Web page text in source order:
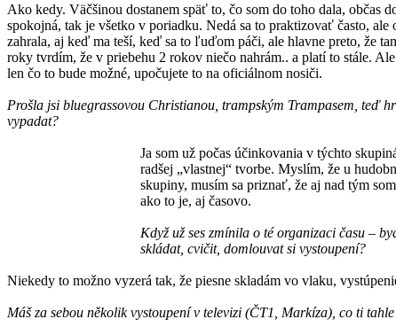
Ako kedy. Väčšinou dostanem späť to, čo som do toho dala, občas
spokojná, tak je všetko v poriadku. Nedá sa to praktizovať často,
zahrala, aj keď ma teší, keď sa to ľuďom páči, ale hlavne preto, že
roky tvrdím, že v priebehu 2 rokov niečo nahrám.. a platí to stále.
len čo to bude možné, upočujete to na oficiálnom nosiči.
Prošla jsi bluegrassovou Christianou, trampským Trampasem, teď
vypadat?
Ja som už počas účinkovania v týchto
radšej „vlastnej“ tvorbe. Myslím, že u
skupiny, musím sa priznať, že aj nad tým
ako to je, aj časovo.
Když už ses zmínila o té organizaci času –
skládat, cvičit, domlouvat si vystoupení?
Niekedy to možno vyzerá tak, že piesne skladám vo vlaku,
Máš za sebou několik vystoupení v televizi (ČT1, Markíza), co ti